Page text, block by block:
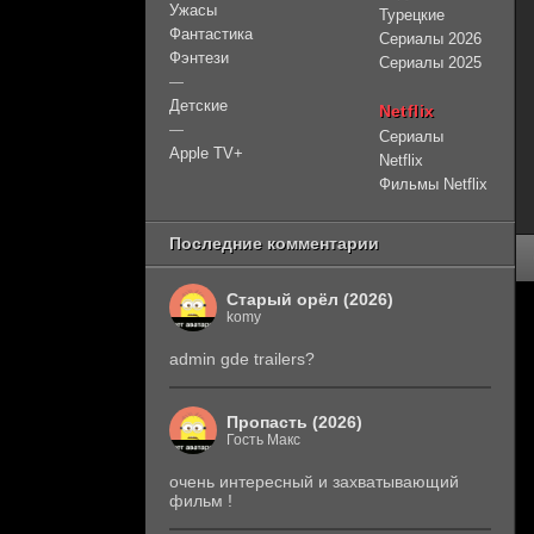
Ужасы
Фантастика
Фэнтези
—
Детские
—
Apple TV+
Турецкие
Сериалы 2026
Сериалы 2025
Netflix
Сериалы
Netflix
Фильмы Netflix
Последние комментарии
Старый орёл (2026)
komy
admin gde trailers?
Пропасть (2026)
Гость Макс
очень интересный и захватывающий
фильм !